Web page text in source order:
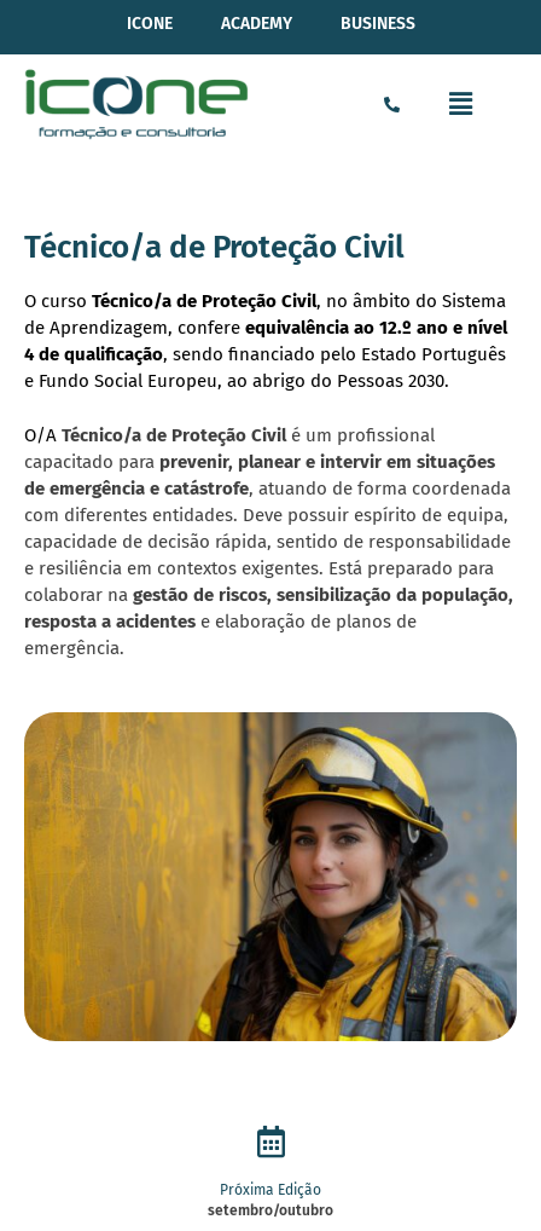
ICONE ACADEMY BUSINESS
Técnico/a de Proteção Civil
O curso Técnico/a de Proteção Civil, no âmbito do Sistema
de Aprendizagem, confere equivalência ao 12.º ano e nível
4 de qualificação, sendo financiado pelo Estado Português
e Fundo Social Europeu, ao abrigo do Pessoas 2030.
O/A Técnico/a de Proteção Civilé um profissional
capacitado para prevenir, planear e intervir em situações
de emergência e catástrofe, atuando de forma coordenada
com diferentes entidades. Deve possuir espírito de equipa,
capacidade de decisão rápida, sentido de responsabilidade
e resiliência em contextos exigentes. Está preparado para
colaborar na gestão de riscos, sensibilização da população,
resposta a acidentes e elaboração de planos de
emergência.
Próxima Edição
setembro/outubro